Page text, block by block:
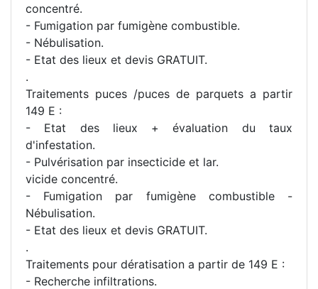
concentré.
- Fumigation par fumigène combustible.
- Nébulisation.
- Etat des lieux et devis GRATUIT.
.
Traitements puces /puces de parquets a partir
149 E :
- Etat des lieux + évaluation du taux
d'infestation.
- Pulvérisation par insecticide et lar.
vicide concentré.
- Fumigation par fumigène combustible -
Nébulisation.
- Etat des lieux et devis GRATUIT.
.
Traitements pour dératisation a partir de 149 E :
- Recherche infiltrations.